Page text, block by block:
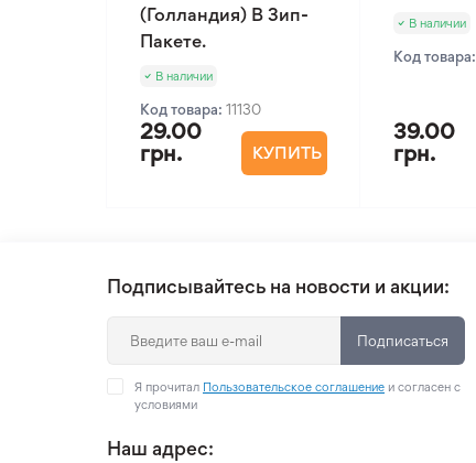
(Голландия) В Зип-
Пакете.
В наличии
Код товара: 11130
29.00
грн.
КУПИТЬ
В наличии
Код товара:
39.00
грн.
Подписывайтесь на новости и акции:
Подписаться
Я прочитал Пользовательское соглашение и согласен с
условиями
Наш адрес: